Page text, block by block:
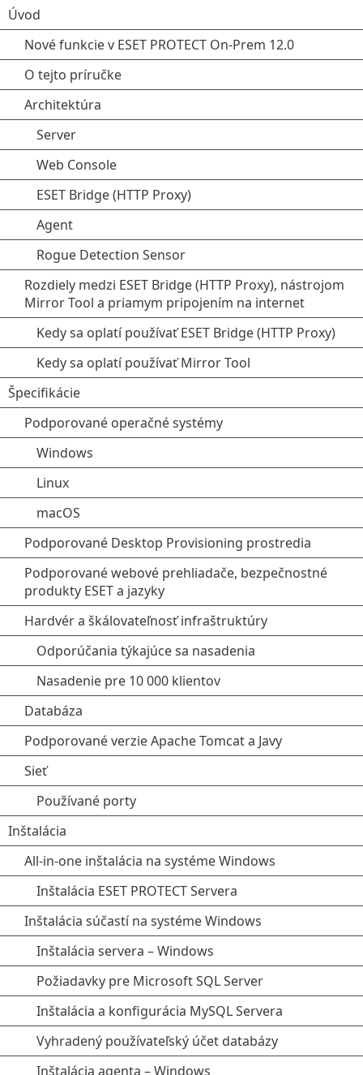
Úvod
Nové funkcie v ESET PROTECT On-Prem 12.0
O tejto príručke
Architektúra
Server
Web Console
ESET Bridge (HTTP Proxy)
Agent
Rogue Detection Sensor
Rozdiely medzi ESET Bridge (HTTP Proxy), nástrojom
Mirror Tool a priamym pripojením na internet
Kedy sa oplatí používať ESET Bridge (HTTP Proxy)
Kedy sa oplatí používať Mirror Tool
Špecifikácie
Podporované operačné systémy
Windows
Linux
macOS
Podporované Desktop Provisioning prostredia
Podporované webové prehliadače, bezpečnostné
produkty ESET a jazyky
Hardvér a škálovateľnosť infraštruktúry
Odporúčania týkajúce sa nasadenia
Nasadenie pre 10 000 klientov
Databáza
Podporované verzie Apache Tomcat a Javy
Sieť
Používané porty
Inštalácia
All-in-one inštalácia na systéme Windows
Inštalácia ESET PROTECT Servera
Inštalácia súčastí na systéme Windows
Inštalácia servera – Windows
Požiadavky pre Microsoft SQL Server
Inštalácia a konfigurácia MySQL Servera
Vyhradený používateľský účet databázy
Inštalácia agenta – Windows